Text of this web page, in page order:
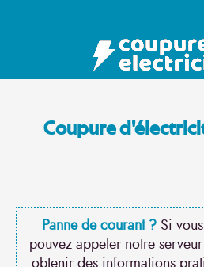
Coupure
Panne de courant ?Si
pouvez appeler notre